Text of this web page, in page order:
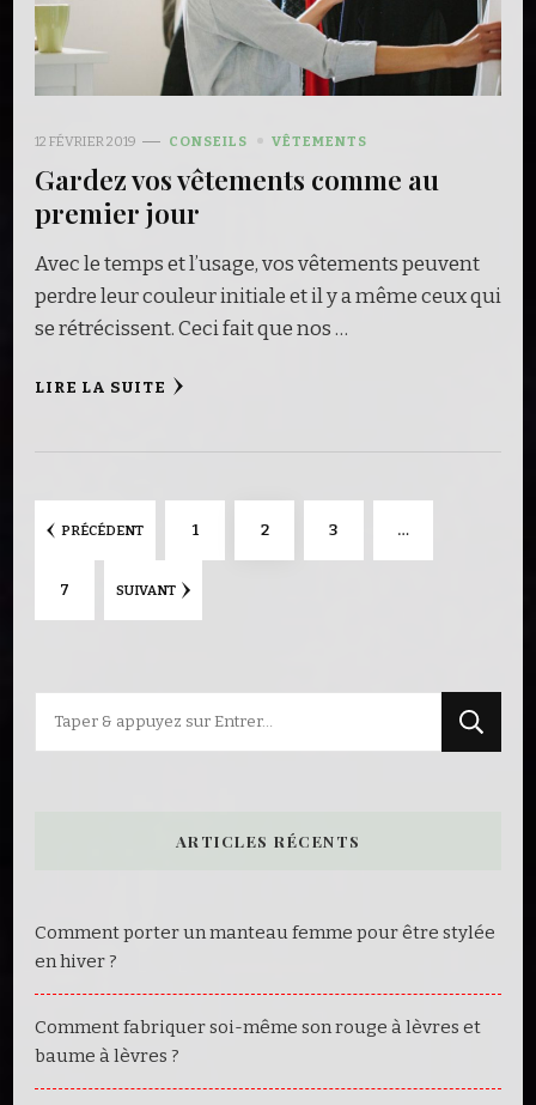
12 FÉVRIER 2019 CONSEILS VÊTEMENTS
Gardez vos vêtements comme au
premier jour
Avec le temps et l’usage, vos vêtements peuvent
perdre leur couleur initiale et il y a même ceux qui
se rétrécissent. Ceci fait que nos …
LIRE LA SUITE
Navigation
articles
PRÉCÉDENT PAGE
1 PAGE
2 PAGE
3 …
PAGE
7 SUIVANT
ARTICLES RÉCENTS
Comment porter un manteau femme pour être stylée
en hiver ?
Comment fabriquer soi-même son rouge à lèvres et
baume à lèvres ?